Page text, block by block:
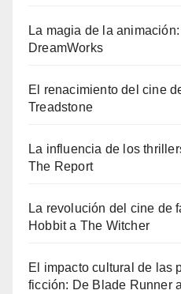
La magia de la
DreamWorks
El renacimiento del cine
Treadstone
La influencia de los
The Report
La revolución del cine de
Hobbit a The Witcher
El impacto cultural de las
ficción: De Blade Runner